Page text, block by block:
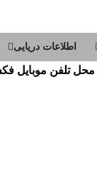
اطلاعات دریایی
محل تلفن موبايل